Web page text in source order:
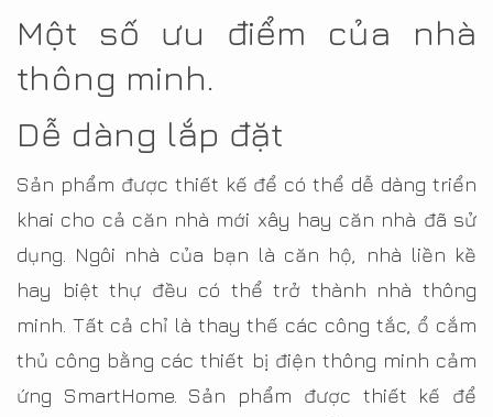
Một số ưu điểm của nhà
thông minh.
Dễ dàng lắp đặt
Sản phẩm được thiết kế để có thể dễ dàng triển
khai cho cả căn nhà mới xây hay căn nhà đã sử
dụng. Ngôi nhà của bạn là căn hộ, nhà liền kề
hay biệt thự đều có thể trở thành nhà thông
minh. Tất cả chỉ là thay thế các công tắc, ổ cắm
thủ công bằng các thiết bị điện thông minh cảm
ứng SmartHome. Sản phẩm được thiết kế để